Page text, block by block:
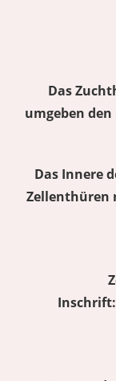
Das
umgeben
Das Innere
Zellenthüren